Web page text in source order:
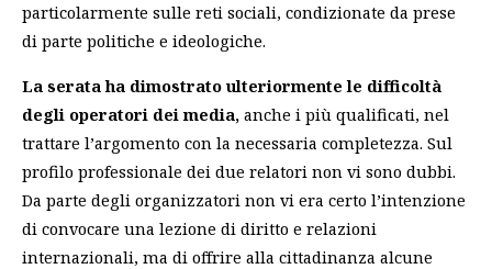
particolarmente sulle reti sociali, condizionate da prese
di parte politiche e ideologiche.
La serata ha dimostrato ulteriormente le difficoltà
degli operatori dei media, anche i più qualificati, nel
trattare l’argomento con la necessaria completezza. Sul
profilo professionale dei due relatori non vi sono dubbi.
Da parte degli organizzatori non vi era certo l’intenzione
di convocare una lezione di diritto e relazioni
internazionali, ma di offrire alla cittadinanza alcune